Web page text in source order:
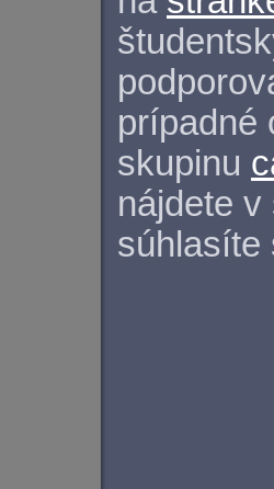
prípadné
skupinu
nájdete